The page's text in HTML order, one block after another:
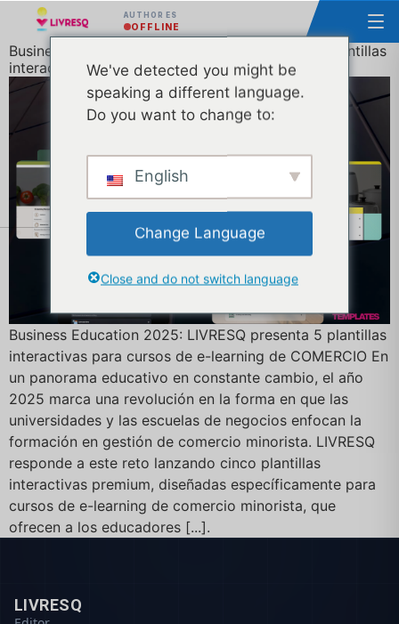
AUTHOR ES
OFFLINE
Business Education 2025: LIVRESQ presenta 5 plantillas
interactivas para cursos e-Learning de RETAIL
Business Education 2025: LIVRESQ presenta 5 plantillas
interactivas para cursos de e-learning de COMERCIO En
un panorama educativo en constante cambio, el año
2025 marca una revolución en la forma en que las
universidades y las escuelas de negocios enfocan la
formación en gestión de comercio minorista. LIVRESQ
responde a este reto lanzando cinco plantillas
interactivas premium, diseñadas específicamente para
cursos de e-learning de comercio minorista, que
ofrecen a los educadores [...].
LIVRESQ
We've detected you might be
speaking a different language.
Do you want to change to:
English
Change Language
Close and do not switch language